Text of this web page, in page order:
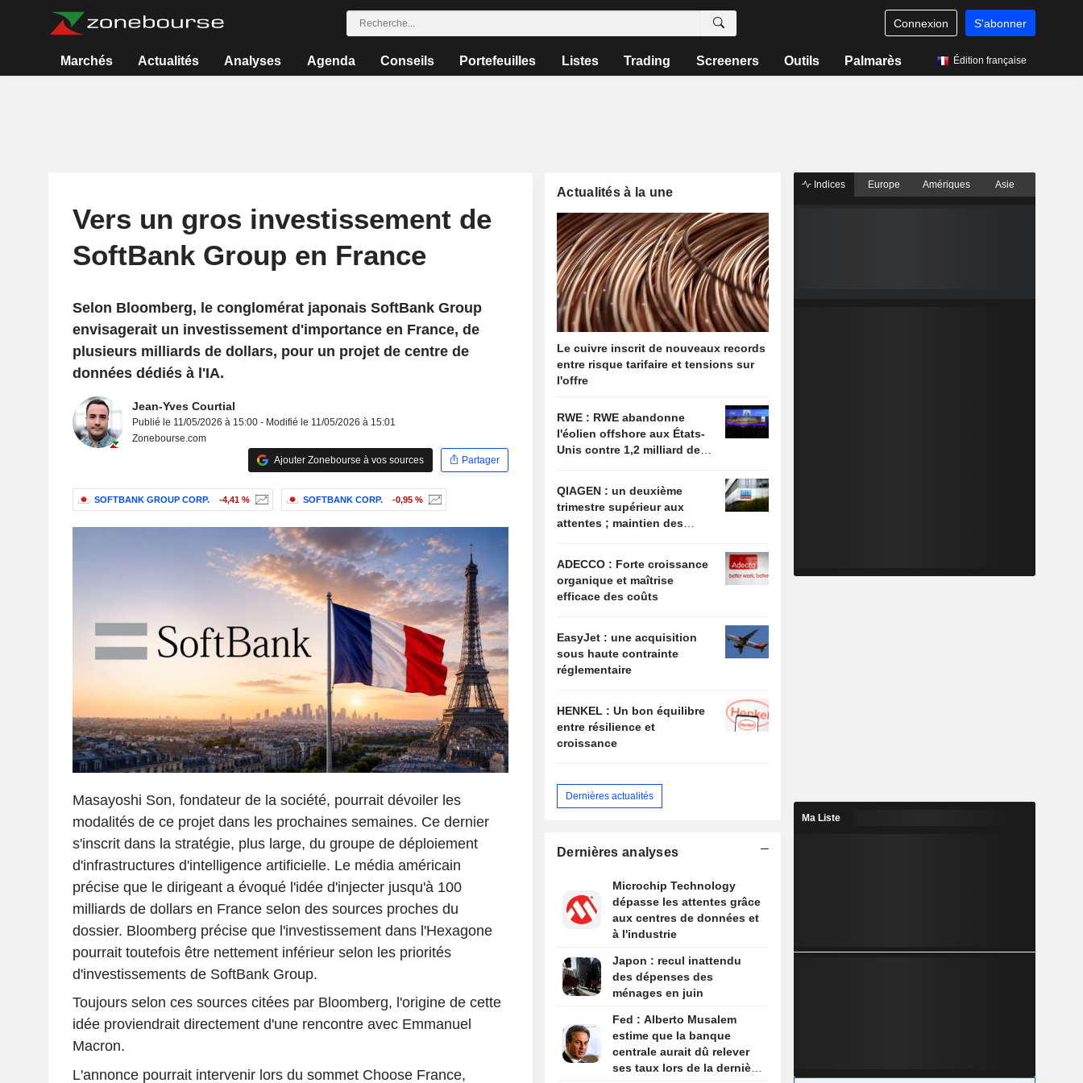
Connexion S'abonner
Marchés Actualités Analyses Agenda Conseils Portefeuilles Listes Trading Screeners Outils Palmarès Édition française
Vers un gros investissement de
SoftBank Group en France
Selon Bloomberg, le conglomérat japonais SoftBank Group
envisagerait un investissement d'importance en France, de
plusieurs milliards de dollars, pour un projet de centre de
données dédiés à l'IA.
Jean-Yves Courtial
Publié le 11/05/2026 à 15:00 - Modifié le 11/05/2026 à 15:01
Zonebourse.com
Ajouter Zonebourse à vos sources
Partager
SOFTBANK GROUP CORP. -4,41 % SOFTBANK CORP. -0,95 %
Masayoshi Son, fondateur de la société, pourrait dévoiler les
modalités de ce projet dans les prochaines semaines. Ce dernier
s'inscrit dans la stratégie, plus large, du groupe de déploiement
d'infrastructures d'intelligence artificielle. Le média américain
précise que le dirigeant a évoqué l'idée d'injecter jusqu'à 100
milliards de dollars en France selon des sources proches du
dossier. Bloomberg précise que l'investissement dans l'Hexagone
pourrait toutefois être nettement inférieur selon les priorités
d'investissements de SoftBank Group.
Toujours selon ces sources citées par Bloomberg, l'origine de cette
idée proviendrait directement d'une rencontre avec Emmanuel
Macron.
L'annonce pourrait intervenir lors du sommet Choose France,
Actualités à la une
Le cuivre inscrit de nouveaux records
entre risque tarifaire et tensions sur
l'offre
RWE : RWE abandonne
l'éolien offshore aux États-
Unis contre 1,2 milliard de
QIAGEN : un deuxième
trimestre supérieur aux
attentes ; maintien des
ADECCO : Forte croissance
organique et maîtrise
efficace des coûts
EasyJet : une acquisition
sous haute contrainte
réglementaire
HENKEL : Un bon équilibre
entre résilience et
croissance
Dernières actualités
Dernières analyses
Microchip Technology
dépasse les attentes grâce
aux centres de données et
à l'industrie
Japon : recul inattendu
des dépenses des
ménages en juin
Fed : Alberto Musalem
estime que la banque
centrale aurait dû relever
ses taux lors de la dernière
Indices Europe Amériques Asie
Ma Liste